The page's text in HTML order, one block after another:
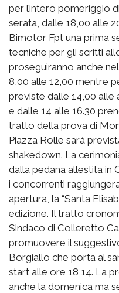
per l’intero pomeriggio
serata, dalle 18,00 alle
Bimotor Fpt una prima
tecniche per gli scritti
proseguiranno anche
8,00 alle 12,00 mentre
previste dalle 14,00 alle
e dalle 14 alle 16.30
tratto della prova di
Piazza Rolle sarà
shakedown. La
dalla pedana allestita in
i concorrenti
apertura, la “Santa
edizione. Il tratto
Sindaco di Colleretto
promuovere il
Borgiallo che porta al
start alle ore 18,14. La
anche la domenica ma